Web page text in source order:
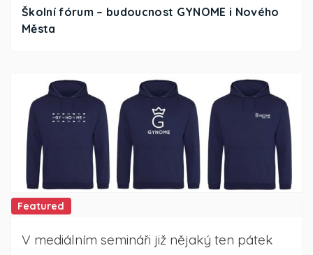
Školní fórum – budoucnost GYNOME i Nového
Města
Featured
V mediálním semináři již nějaký ten pátek